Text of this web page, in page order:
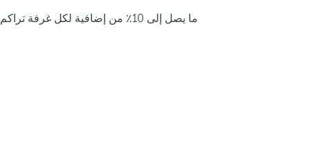
ما يصل إلى 10٪ من إضافية لكل غرفة تراكم